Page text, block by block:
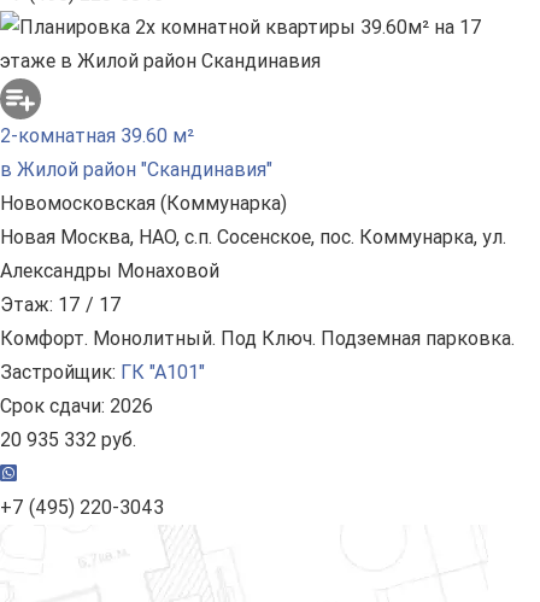
2-комнатная 39.60 м²
в Жилой район "Скандинавия"
Новомосковская (Коммунарка)
Новая Москва, НАО, с.п. Сосенское, пос. Коммунарка, ул.
Александры Монаховой
Этаж: 17 / 17
Комфорт. Монолитный. Под Ключ. Подземная парковка.
Застройщик: ГК "А101"
Срок сдачи: 2026
20 935 332 руб.
+7 (495) 220-3043